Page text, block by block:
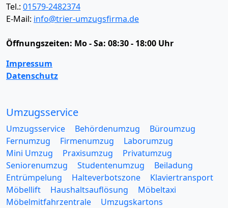
Tel.: 01579-2482374
E-Mail: info@trier-umzugsfirma.de
Öffnungszeiten: Mo - Sa: 08:30 - 18:00 Uhr
Impressum
Datenschutz
Umzugsservice
Umzugsservice Behördenumzug
Büroumzug
Fernumzug
Firmenumzug
Laborumzug
Mini Umzug
Praxisumzug
Privatumzug
Seniorenumzug
Studentenumzug
Beiladung
Entrümpelung
Halteverbotszone
Klaviertransport
Möbellift
Haushaltsauflösung
Möbeltaxi
Möbelmitfahrzentrale
Umzugskartons